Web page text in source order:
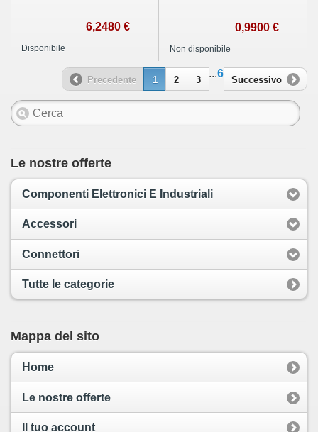
6,2480 €
Disponibile
0,9900 €
Non disponibile
Precedente 1 2 3
...6
Successivo
Le nostre offerte
Componenti Elettronici E Industriali
Accessori
Connettori
Tutte le categorie
Mappa del sito
Home
Le nostre offerte
Il tuo account